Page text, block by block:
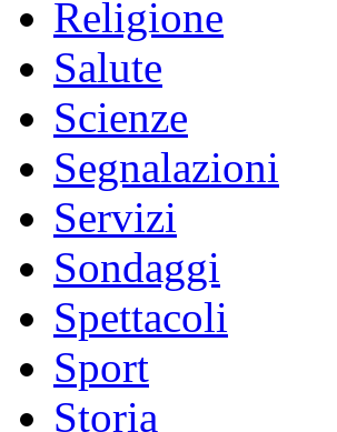
Religione
Salute
Scienze
Segnalazioni
Servizi
Sondaggi
Spettacoli
Sport
Storia